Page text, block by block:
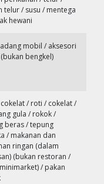
telur / susu / mentega
hewani
mobil / aksesori
bengkel)
cokelat / roti / cokelat /
gula / rokok /
beras / tepung
/ makanan dan
ringan (dalam
(bukan restoran /
/ pakan